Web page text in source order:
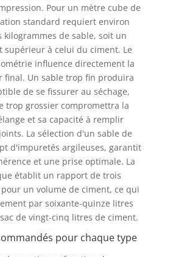
Pour un mètre cube de
standard requiert environ
de sable, soit un
supérieur à celui du ciment. Le
influence directement la
final. Un sable trop fin produira
de se fissurer au séchage,
trop grossier compromettra la
et sa capacité à remplir
La sélection d'un sable de
d'impuretés argileuses, garantit
et une prise optimale. La
établit un rapport de trois
un volume de ciment, ce qui
par soixante-quinze litres
de vingt-cinq litres de ciment.
pour chaque type